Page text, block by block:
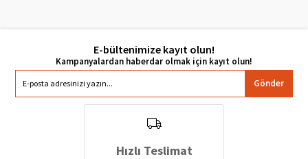
E-bültenimize kayıt olun!
Gönder
Hızlı Teslimat